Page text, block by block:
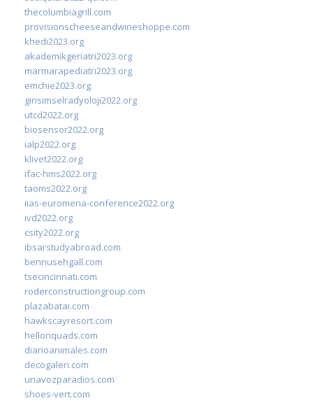
thecolumbiagrill.com
provisionscheeseandwineshoppe.com
khedi2023.org
akademikgeriatri2023.org
marmarapediatri2023.org
emchie2023.org
girisimselradyoloji2022.org
utcd2022.org
biosensor2022.org
ialp2022.org
klivet2022.org
ifac-hms2022.org
taoms2022.org
iias-euromena-conference2022.org
ivd2022.org
csity2022.org
ibsarstudyabroad.com
bennusehgall.com
tsecincinnati.com
roderconstructiongroup.com
plazabatai.com
hawkscayresort.com
hellonquads.com
diarioanimales.com
decogaleri.com
unavozparadios.com
shoes-vert.com